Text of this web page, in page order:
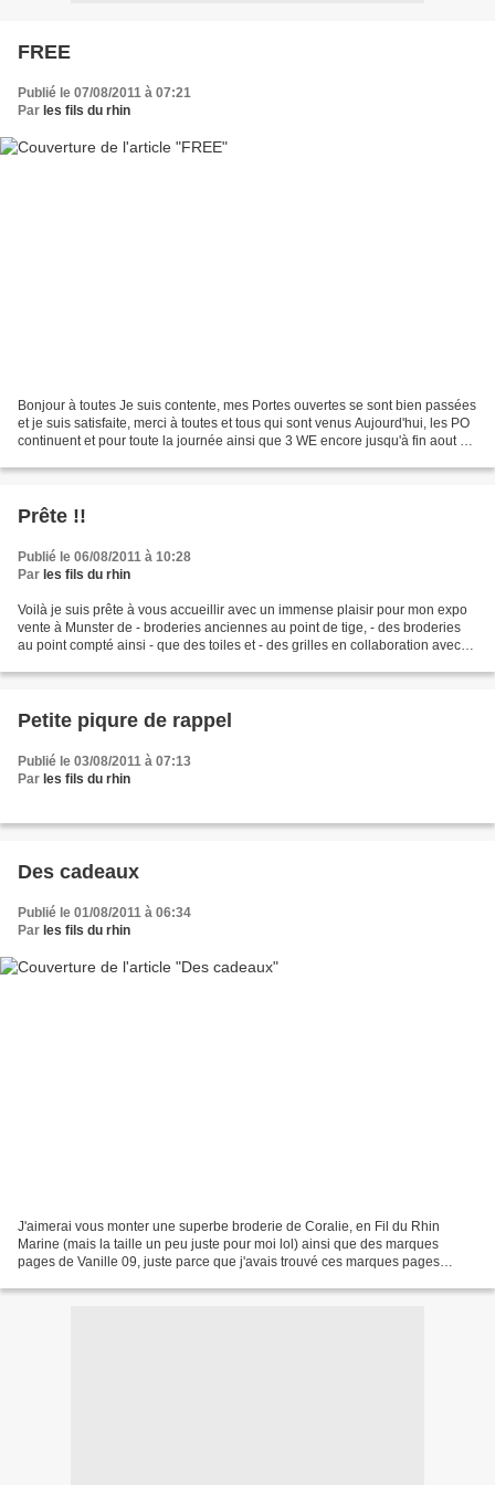
FREE
Publié le 07/08/2011 à 07:21
Par les fils du rhin
Bonjour à toutes Je suis contente, mes Portes ouvertes se sont bien passées
et je suis satisfaite, merci à toutes et tous qui sont venus Aujourd'hui, les PO
continuent et pour toute la journée ainsi que 3 WE encore jusqu'à fin aout Et
Prête !!
Publié le 06/08/2011 à 10:28
Par les fils du rhin
Voilà je suis prête à vous accueillir avec un immense plaisir pour mon expo
vente à Munster de - broderies anciennes au point de tige, - des broderies
au point compté ainsi - que des toiles et - des grilles en collaboration avec
Petite piqure de rappel
Publié le 03/08/2011 à 07:13
Par les fils du rhin
Des cadeaux
Publié le 01/08/2011 à 06:34
Par les fils du rhin
J'aimerai vous monter une superbe broderie de Coralie, en Fil du Rhin
Marine (mais la taille un peu juste pour moi lol) ainsi que des marques
pages de Vanille 09, juste parce que j'avais trouvé ces marques pages